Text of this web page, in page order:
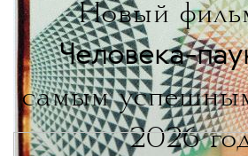
Новый
Человека-
самым
2026